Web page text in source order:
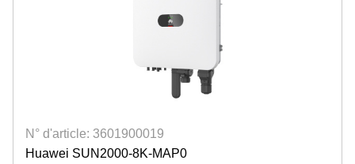
N° d'article: 3601900019
Huawei SUN2000-8K-MAP0